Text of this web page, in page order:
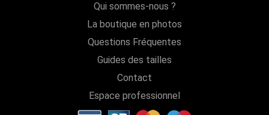
Qui sommes-nous ?
La boutique en photos
Questions Fréquentes
Guides des tailles
Contact
Espace professionnel